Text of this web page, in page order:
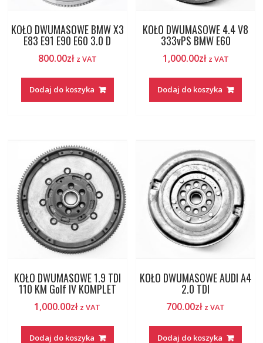
KOŁO DWUMASOWE BMW X3
E83 E91 E90 E60 3.0 D
800.00zł z VAT
Dodaj do koszyka
KOŁO DWUMASOWE 4.4 V8
333vPS BMW E60
1,000.00zł z VAT
Dodaj do koszyka
KOŁO DWUMASOWE 1.9 TDI
110 KM Golf IV KOMPLET
1,000.00zł z VAT
Dodaj do koszyka
KOŁO DWUMASOWE AUDI A4
2.0 TDI
700.00zł z VAT
Dodaj do koszyka